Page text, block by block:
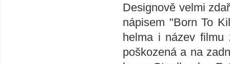
Designově velmi
nápisem "Born To
helma i název filmu
poškozená a na